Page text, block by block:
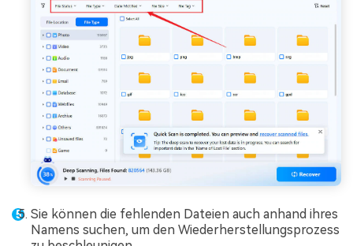
Sie können die fehlenden Dateien auch anhand ihres
Namens suchen, um den Wiederherstellungsprozess